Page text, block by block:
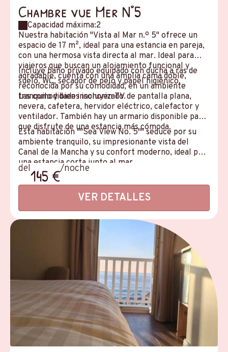
Chambre vue Mer N°5
Capacidad máxima:2
Nuestra habitación "Vista al Mar n.º 5" ofrece un
espacio de 17 m², ideal para una estancia en pareja,
con una hermosa vista directa al mar. Ideal para
viajeros que buscan un alojamiento funcional y
agradable, cuenta con una amplia cama doble,
reconocida por su comodidad, en un ambiente
tranquilo y bien insonorizado.
Incluye baño privado equipado con ducha a ras de
suelo, WC, secador de pelo y papel higiénico.
Las comodidades incluyen TV de pantalla plana,
nevera, cafetera, hervidor eléctrico, calefactor y
ventilador. También hay un armario disponible para
que disfrute de una estancia más cómoda.
Esta habitación ""Sea View No. 5"" seduce por su
ambiente tranquilo, su impresionante vista del
Canal de la Mancha y su confort moderno, ideal para
una estancia corta junto al mar.
del145 €/noche
VER DETALLES